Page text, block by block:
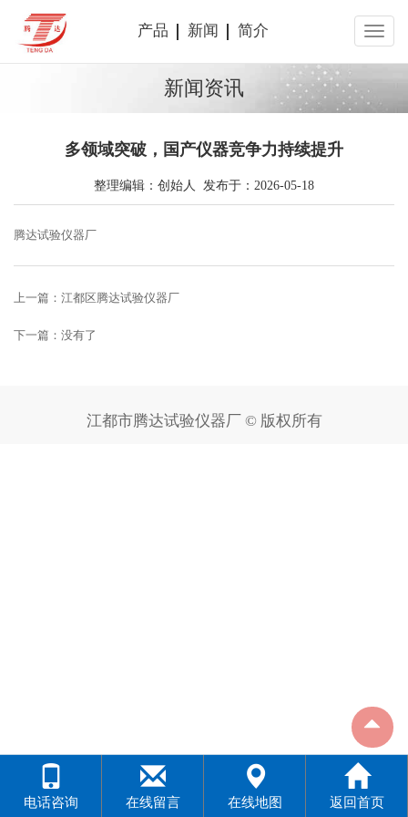
产品 新闻 简介
新闻资讯
多领域突破，国产仪器竞争力持续提升
整理编辑：创始人 发布于：2026-05-18
腾达试验仪器厂
上一篇： 江都区腾达试验仪器厂
下一篇：没有了
江都市腾达试验仪器厂 © 版权所有
电话咨询 在线留言 在线地图 返回首页